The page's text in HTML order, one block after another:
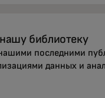
библиотеку
последними
данных и